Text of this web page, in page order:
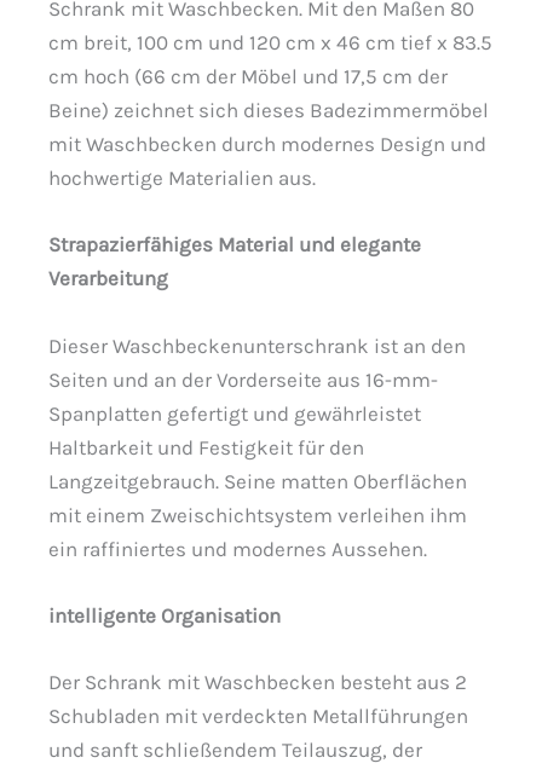
Schrank mit Waschbecken. Mit den Maßen 80
cm breit, 100 cm und 120 cm x 46 cm tief x 83.5
cm hoch (66 cm der Möbel und 17,5 cm der
Beine) zeichnet sich dieses Badezimmermöbel
mit Waschbecken durch modernes Design und
hochwertige Materialien aus.
Strapazierfähiges Material und elegante
Verarbeitung
Dieser Waschbeckenunterschrank ist an den
Seiten und an der Vorderseite aus 16-mm-
Spanplatten gefertigt und gewährleistet
Haltbarkeit und Festigkeit für den
Langzeitgebrauch. Seine matten Oberflächen
mit einem Zweischichtsystem verleihen ihm
ein raffiniertes und modernes Aussehen.
intelligente Organisation
Der Schrank mit Waschbecken besteht aus 2
Schubladen mit verdeckten Metallführungen
und sanft schließendem Teilauszug, der